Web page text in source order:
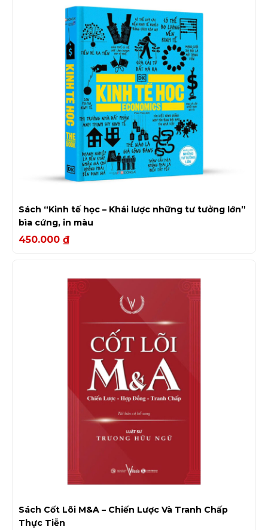
Sách “Kinh tế học – Khái lược những tư tưởng lớn”
bìa cứng, in màu
450.000 ₫
Sách Cốt Lõi M&A – Chiến Lược Và Tranh Chấp
Thực Tiễn